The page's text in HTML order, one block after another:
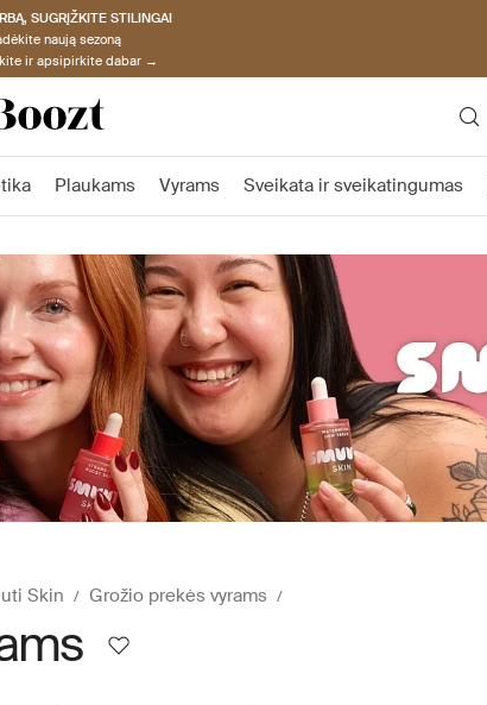
SUGRĮŽKITE STILINGAI
naują sezoną
ir apsipirkite dabar →
Plaukams Vyrams Sveikata ir sveikatingumas
Skin Grožio prekės vyrams